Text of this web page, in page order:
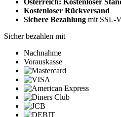
Kostenloser Rückversand
Sichere Bezahlung mit SSL-
Sicher bezahlen mit
Nachnahme
Vorauskasse